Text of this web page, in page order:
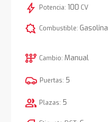
bolt Potencia: 100 CV
comic_bubble Combustible: Gasolina
auto_transmission Cambio: Manual
Puertas: 5
group Plazas: 5